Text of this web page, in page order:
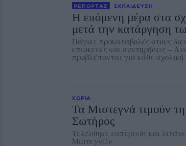
ΡΕΠΟΡΤΑΖ ΕΚΠΑΙΔΕΥΣΗ
Η επόμενη μέρα στα
μετά την κατάργηση
Πάγιες προκαταβολές στους
επισκευές και συντηρήσεις –
προβλέπονται για κάθε
ΧΩΡΙΑ
Τα Μιστεγνά τιμούν
Σωτήρος
Τελέσθηκε εσπερινός και
Μιστεγνών